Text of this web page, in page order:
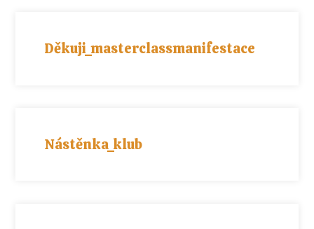
Děkuji_masterclassmanifestace
Nástěnka_klub